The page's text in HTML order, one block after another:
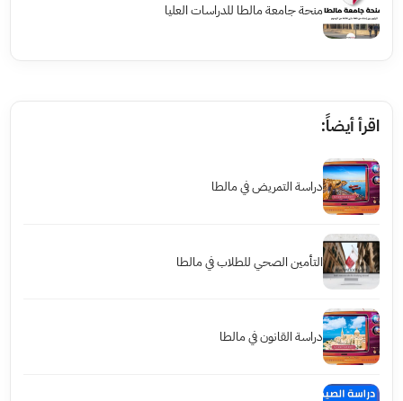
منحة جامعة مالطا للدراسات العليا
اقرأ أيضاً:
دراسة التمريض في مالطا
التأمين الصحي للطلاب في مالطا
دراسة القانون في مالطا